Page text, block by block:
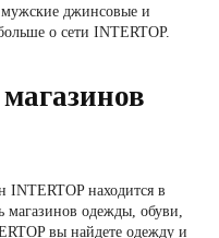
джинсовые и
о сети INTERTOP.
INTERTOP находится в
магазинов одежды, обуви,
вы найдете одежду и